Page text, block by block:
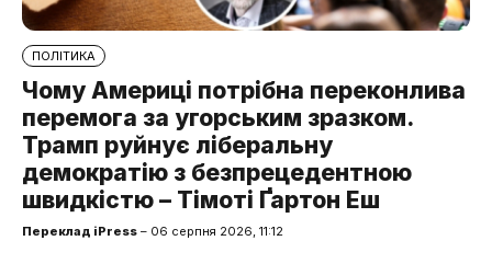
ПОЛІТИКА
Чому Америці потрібна переконлива
перемога за угорським зразком.
Трамп руйнує ліберальну
демократію з безпрецедентною
швидкістю – Тімоті Ґартон Еш
Переклад iPress – 06 серпня 2026, 11:12